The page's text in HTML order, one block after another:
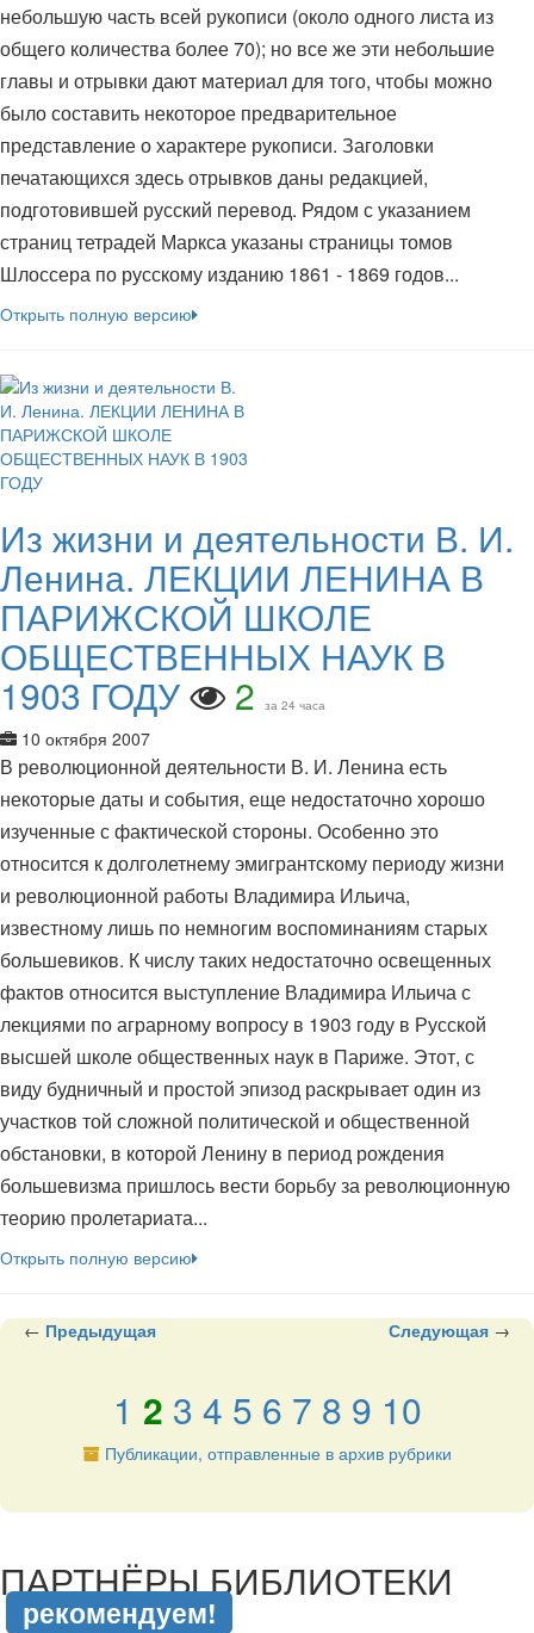
небольшую часть всей рукописи (около одного листа из
общего количества более 70); но все же эти небольшие
главы и отрывки дают материал для того, чтобы можно
было составить некоторое предварительное
представление о характере рукописи. Заголовки
печатающихся здесь отрывков даны редакцией,
подготовившей русский перевод. Рядом с указанием
страниц тетрадей Маркса указаны страницы томов
Шлоссера по русскому изданию 1861 - 1869 годов...
Открыть полную версию
Из жизни и деятельности В. И.
Ленина. ЛЕКЦИИ ЛЕНИНА В
ПАРИЖСКОЙ ШКОЛЕ
ОБЩЕСТВЕННЫХ НАУК В
1903 ГОДУ 2 за 24 часа
10 октября 2007
В революционной деятельности В. И. Ленина есть
некоторые даты и события, еще недостаточно хорошо
изученные с фактической стороны. Особенно это
относится к долголетнему эмигрантскому периоду жизни
и революционной работы Владимира Ильича,
известному лишь по немногим воспоминаниям старых
большевиков. К числу таких недостаточно освещенных
фактов относится выступление Владимира Ильича с
лекциями по аграрному вопросу в 1903 году в Русской
высшей школе общественных наук в Париже. Этот, с
виду будничный и простой эпизод раскрывает один из
участков той сложной политической и общественной
обстановки, в которой Ленину в период рождения
большевизма пришлось вести борьбу за революционную
теорию пролетариата...
Открыть полную версию
← Предыдущая Следующая →
1 2 3 4 5 6 7 8 9 10
Публикации, отправленные в архив рубрики
ПАРТНЁРЫ БИБЛИОТЕКИ
рекомендуем!